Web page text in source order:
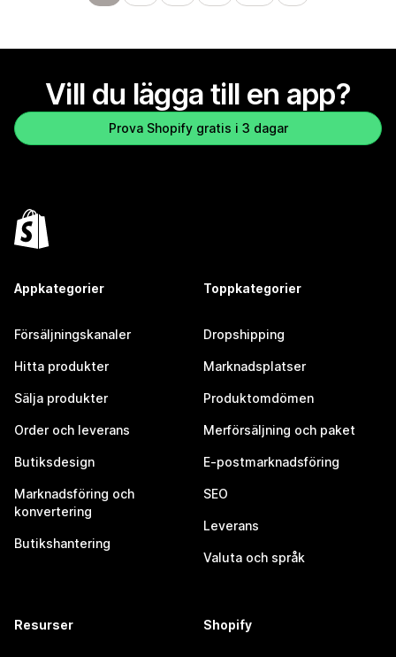
Vill du lägga till en app?
Prova Shopify gratis i 3 dagar
Appkategorier
Försäljningskanaler
Hitta produkter
Sälja produkter
Order och leverans
Butiksdesign
Marknadsföring och
konvertering
Butikshantering
Toppkategorier
Dropshipping
Marknadsplatser
Produktomdömen
Merförsäljning och paket
E-postmarknadsföring
SEO
Leverans
Valuta och språk
Resurser Shopify